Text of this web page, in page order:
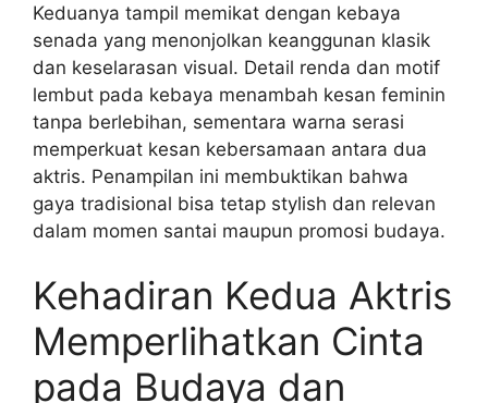
Keduanya tampil memikat dengan kebaya
senada yang menonjolkan keanggunan klasik
dan keselarasan visual. Detail renda dan motif
lembut pada kebaya menambah kesan feminin
tanpa berlebihan, sementara warna serasi
memperkuat kesan kebersamaan antara dua
aktris. Penampilan ini membuktikan bahwa
gaya tradisional bisa tetap stylish dan relevan
dalam momen santai maupun promosi budaya.
Kehadiran Kedua Aktris
Memperlihatkan Cinta
pada Budaya dan